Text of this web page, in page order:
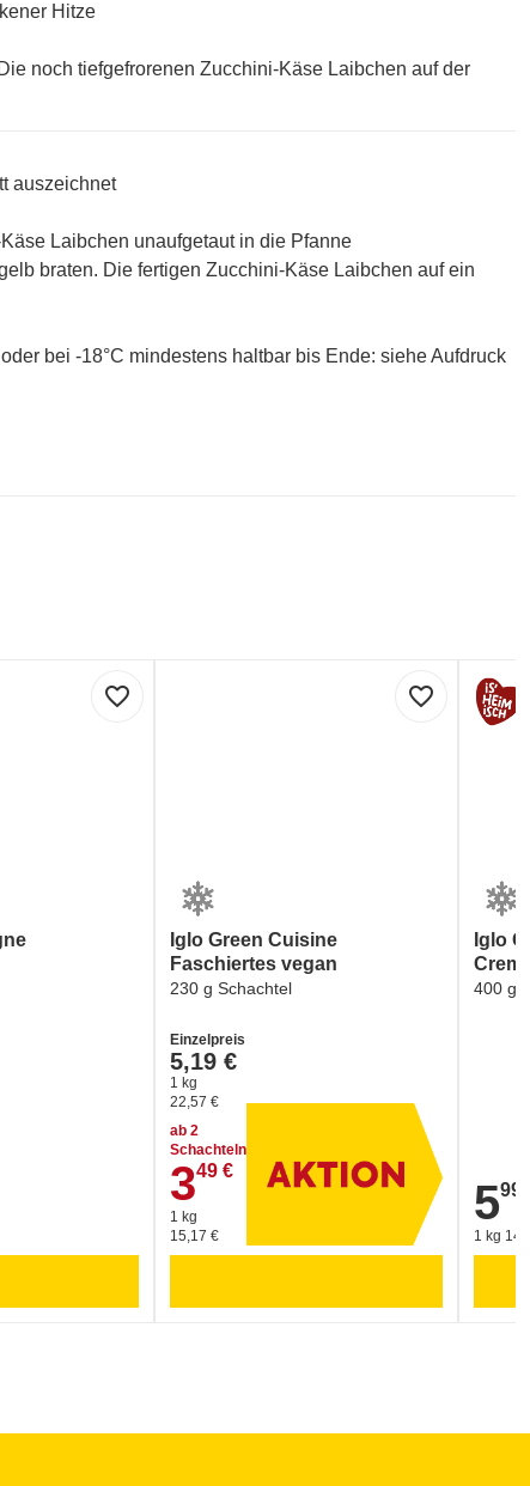
Hitze
noch tiefgefrorenen Zucchini-Käse Laibchen auf der
auszeichnet
Laibchen unaufgetaut in die Pfanne
braten. Die fertigen Zucchini-Käse Laibchen auf ein
bei -18°C mindestens haltbar bis Ende: siehe Aufdruck
favorite_border favorite_border
Iglo Green Cuisine
Faschiertes vegan
230 g Schachtel
Einzelpreis
5,19 €
1 kg
22,57 €
ab 2
Schachteln
3,49 €
349 €
1 kg
15,17 €
Iglo
400 g
5,99 €
599
1 kg